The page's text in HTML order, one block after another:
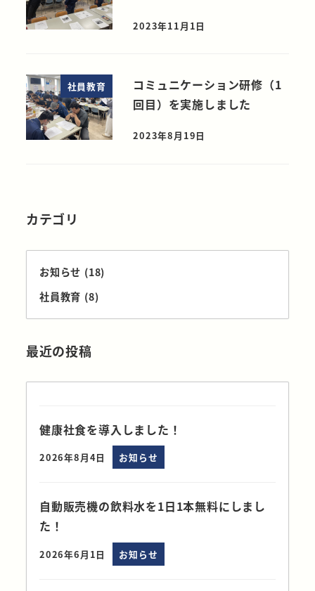
2023年11月1日
社員教育
コミュニケーション研修（1
回目）を実施しました
2023年8月19日
カテゴリ
お知らせ (18)
社員教育 (8)
最近の投稿
健康社食を導入しました！
2026年8月4日 お知らせ
自動販売機の飲料水を1日1本無料にしまし
た！
2026年6月1日 お知らせ